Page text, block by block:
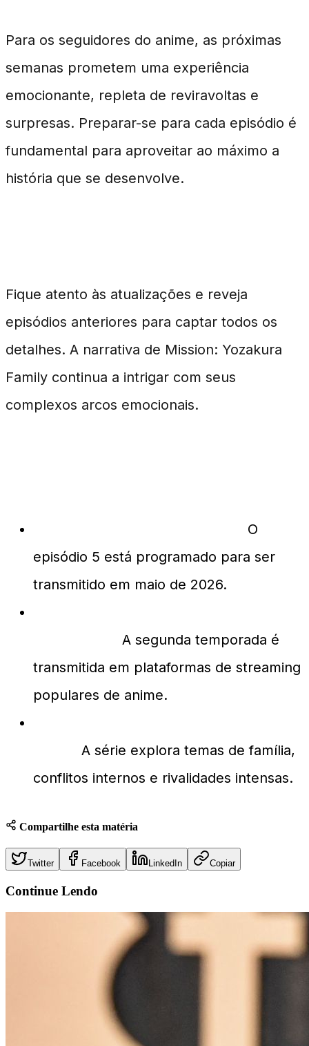
Para os seguidores do anime, as próximas
semanas prometem uma experiência
emocionante, repleta de reviravoltas e
surpresas. Preparar-se para cada episódio é
fundamental para aproveitar ao máximo a
história que se desenvolve.
Fique atento às atualizações e reveja
episódios anteriores para captar todos os
detalhes. A narrativa de Mission: Yozakura
Family continua a intrigar com seus
complexos arcos emocionais.
O
episódio 5 está programado para ser
transmitido em maio de 2026.
A segunda temporada é
transmitida em plataformas de streaming
populares de anime.
A série explora temas de família,
conflitos internos e rivalidades intensas.
Compartilhe esta matéria
Twitter Facebook LinkedIn Copiar
Continue Lendo